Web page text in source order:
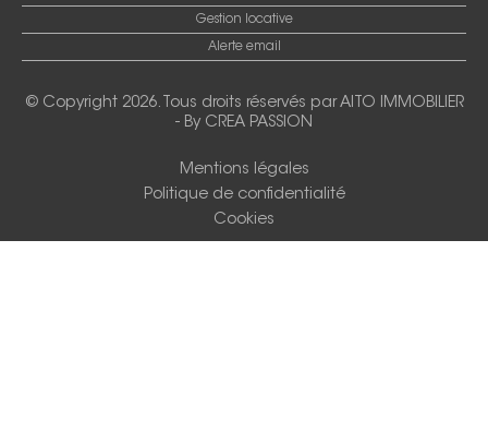
Gestion locative
Alerte email
© Copyright 2026. Tous droits réservés parAITO IMMOBILIER
- By CREA PASSION
Mentions légales
Politique de confidentialité
Cookies